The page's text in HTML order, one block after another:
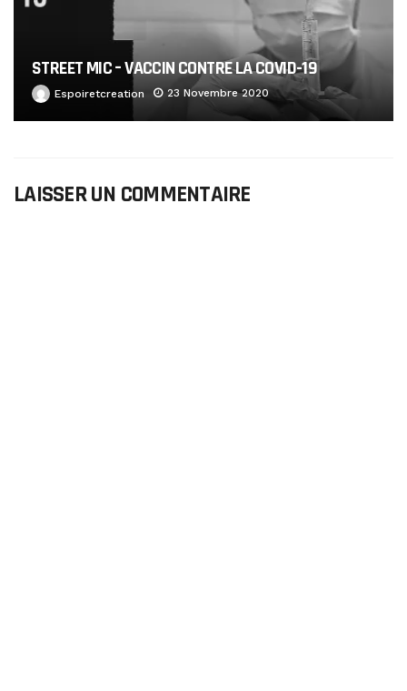
STREET MIC – VACCIN CONTRE LA COVID-19
Espoiretcreation 23 Novembre 2020
LAISSER UN COMMENTAIRE